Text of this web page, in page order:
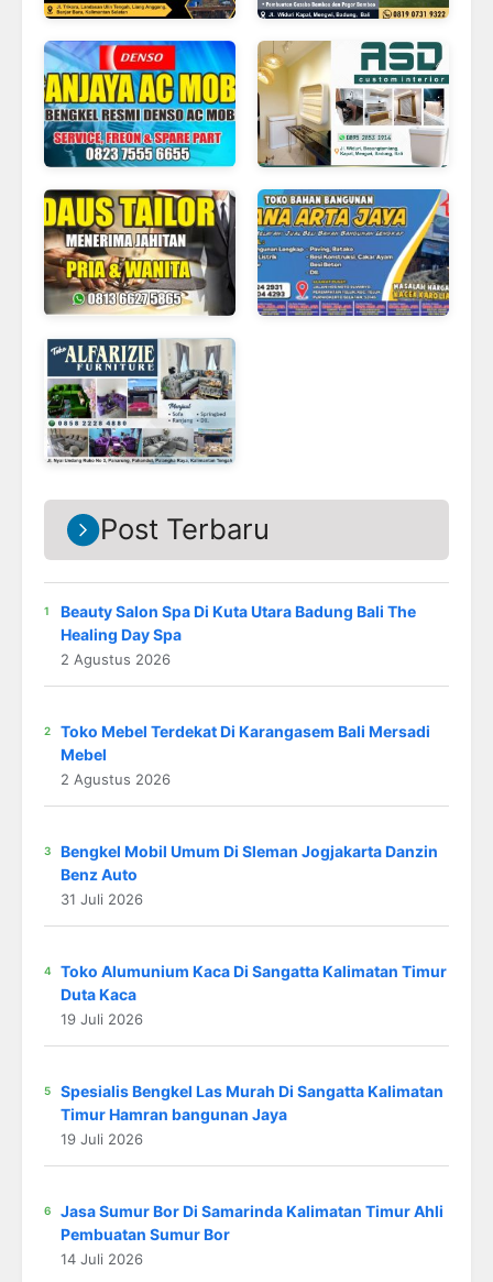
Post Terbaru
Beauty Salon Spa Di Kuta Utara Badung Bali The
Healing Day Spa
2 Agustus 2026
Toko Mebel Terdekat Di Karangasem Bali Mersadi
Mebel
2 Agustus 2026
Bengkel Mobil Umum Di Sleman Jogjakarta Danzin
Benz Auto
31 Juli 2026
Toko Alumunium Kaca Di Sangatta Kalimatan Timur
Duta Kaca
19 Juli 2026
Spesialis Bengkel Las Murah Di Sangatta Kalimatan
Timur Hamran bangunan Jaya
19 Juli 2026
Jasa Sumur Bor Di Samarinda Kalimatan Timur Ahli
Pembuatan Sumur Bor
14 Juli 2026